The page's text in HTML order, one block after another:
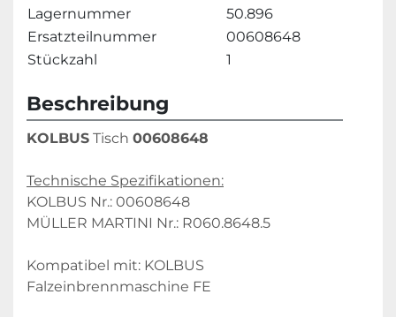
Lagernummer
50.896
Ersatzteilnummer
00608648
Stückzahl
1
Beschreibung
KOLBUS Tisch 00608648
Technische Spezifikationen:
KOLBUS Nr.: 00608648
MÜLLER MARTINI Nr.: R060.8648.5
Kompatibel mit: KOLBUS
Falzeinbrennmaschine FE